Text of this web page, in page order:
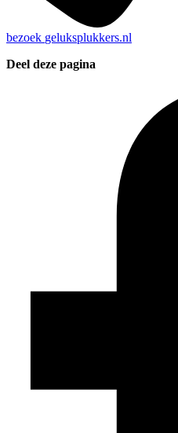
bezoek geluksplukkers.nl
Deel deze pagina